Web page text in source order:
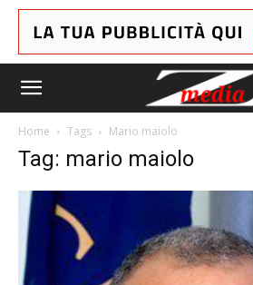
Home Tags Mario maiolo
Tag: mario maiolo